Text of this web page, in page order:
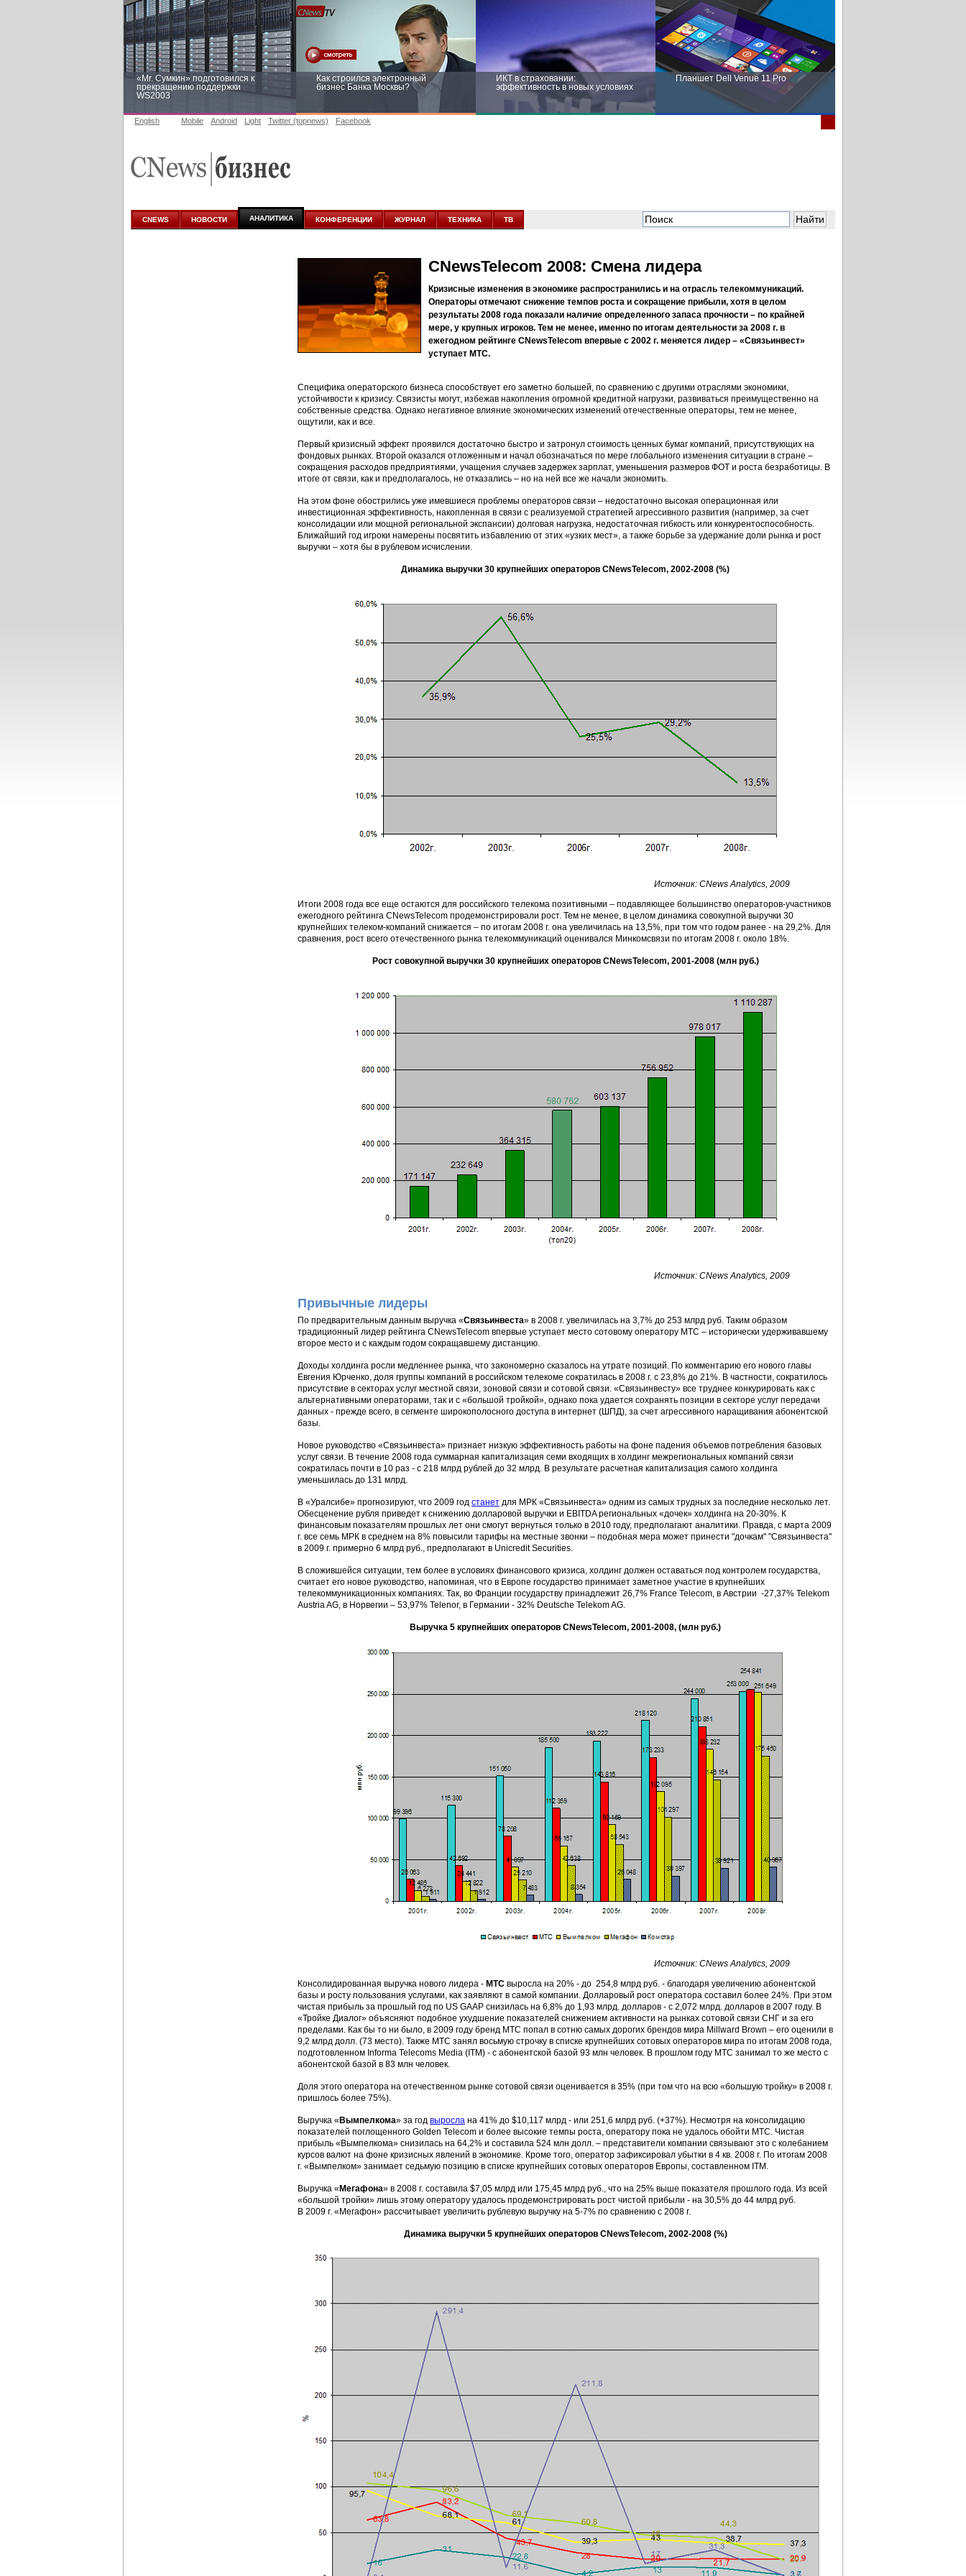
«Mr. Сумкин» подготовился к
прекращению поддержки
WS2003
Как строился электронный
бизнес Банка Москвы?
ИКТ в страховании:
эффективность в новых условиях
Планшет Dell Venue 11 Pro
аналитике
новых условиях
English Mobile Android Light Twitter (topnews) Facebook
CNEWS НОВОСТИ АНАЛИТИКА КОНФЕРЕНЦИИ ЖУРНАЛ ТЕХНИКА ТВ
CNewsTelecom 2008: Смена лидера
Кризисные изменения в экономике распространились и на отрасль телекоммуникаций.
Операторы отмечают снижение темпов роста и сокращение прибыли, хотя в целом
результаты 2008 года показали наличие определенного запаса прочности – по крайней
мере, у крупных игроков. Тем не менее, именно по итогам деятельности за 2008 г. в
ежегодном рейтинге CNewsTelecom впервые с 2002 г. меняется лидер – «Связьинвест»
уступает МТС.
Специфика операторского бизнеса способствует его заметно большей, по сравнению с другими отраслями экономики,
устойчивости к кризису. Связисты могут, избежав накопления огромной кредитной нагрузки, развиваться преимущественно на
собственные средства. Однако негативное влияние экономических изменений отечественные операторы, тем не менее,
ощутили, как и все.
Первый кризисный эффект проявился достаточно быстро и затронул стоимость ценных бумаг компаний, присутствующих на
фондовых рынках. Второй оказался отложенным и начал обозначаться по мере глобального изменения ситуации в стране –
сокращения расходов предприятиями, учащения случаев задержек зарплат, уменьшения размеров ФОТ и роста безработицы. В
итоге от связи, как и предполагалось, не отказались – но на ней все же начали экономить.
На этом фоне обострились уже имевшиеся проблемы операторов связи – недостаточно высокая операционная или
инвестиционная эффективность, накопленная в связи с реализуемой стратегией агрессивного развития (например, за счет
консолидации или мощной региональной экспансии) долговая нагрузка, недостаточная гибкость или конкурентоспособность.
Ближайший год игроки намерены посвятить избавлению от этих «узких мест», а также борьбе за удержание доли рынка и рост
выручки – хотя бы в рублевом исчислении.
Динамика выручки 30 крупнейших операторов CNewsTelecom, 2002-2008 (%)
Источник: CNews Analytics, 2009
Итоги 2008 года все еще остаются для российского телекома позитивными – подавляющее большинство операторов-участников
ежегодного рейтинга CNewsTelecom продемонстрировали рост. Тем не менее, в целом динамика совокупной выручки 30
крупнейших телеком-компаний снижается – по итогам 2008 г. она увеличилась на 13,5%, при том что годом ранее - на 29,2%. Для
сравнения, рост всего отечественного рынка телекоммуникаций оценивался Минкомсвязи по итогам 2008 г. около 18%.
Рост совокупной выручки 30 крупнейших операторов CNewsTelecom, 2001-2008 (млн руб.)
Источник: CNews Analytics, 2009
Привычные лидеры
По предварительным данным выручка «Связьинвеста» в 2008 г. увеличилась на 3,7% до 253 млрд руб. Таким образом
традиционный лидер рейтинга CNewsTelecom впервые уступает место сотовому оператору МТС – исторически удерживавшему
второе место и с каждым годом сокращавшему дистанцию.
Доходы холдинга росли медленнее рынка, что закономерно сказалось на утрате позиций. По комментарию его нового главы
Евгения Юрченко, доля группы компаний в российском телекоме сократилась в 2008 г. с 23,8% до 21%. В частности, сократилось
присутствие в секторах услуг местной связи, зоновой связи и сотовой связи. «Связьинвесту» все труднее конкурировать как с
альтернативными операторами, так и с «большой тройкой», однако пока удается сохранять позиции в секторе услуг передачи
данных - прежде всего, в сегменте широкополосного доступа в интернет (ШПД), за счет агрессивного наращивания абонентской
базы.
Новое руководство «Связьинвеста» признает низкую эффективность работы на фоне падения объемов потребления базовых
услуг связи. В течение 2008 года суммарная капитализация семи входящих в холдинг межрегиональных компаний связи
сократилась почти в 10 раз - с 218 млрд рублей до 32 млрд. В результате расчетная капитализация самого холдинга
уменьшилась до 131 млрд.
В «Уралсибе» прогнозируют, что 2009 год станет для МРК «Связьинвеста» одним из самых трудных за последние несколько лет.
Обесценение рубля приведет к снижению долларовой выручки и EBITDA региональных «дочек» холдинга на 20-30%. К
финансовым показателям прошлых лет они смогут вернуться только в 2010 году, предполагают аналитики. Правда, с марта 2009
г. все семь МРК в среднем на 8% повысили тарифы на местные звонки – подобная мера может принести "дочкам" "Связьинвеста"
в 2009 г. примерно 6 млрд руб., предполагают в Unicredit Securities.
В сложившейся ситуации, тем более в условиях финансового кризиса, холдинг должен оставаться под контролем государства,
считает его новое руководство, напоминая, что в Европе государство принимает заметное участие в крупнейших
телекоммуникационных компаниях. Так, во Франции государству принадлежит 26,7% France Telecom, в Австрии -27,37% Telekom
Austria AG, в Норвегии – 53,97% Telenor, в Германии - 32% Deutsche Telekom AG.
Выручка 5 крупнейших операторов CNewsTelecom, 2001-2008, (млн руб.)
Источник: CNews Analytics, 2009
Консолидированная выручка нового лидера - МТС выросла на 20% - до 254,8 млрд руб. - благодаря увеличению абонентской
базы и росту пользования услугами, как заявляют в самой компании. Долларовый рост оператора составил более 24%. При этом
чистая прибыль за прошлый год по US GAAP снизилась на 6,8% до 1,93 млрд. долларов - с 2,072 млрд. долларов в 2007 году. В
«Тройке Диалог» объясняют подобное ухудшение показателей снижением активности на рынках сотовой связи СНГ и за его
пределами. Как бы то ни было, в 2009 году бренд МТС попал в сотню самых дорогих брендов мира Millward Brown – его оценили в
9,2 млрд долл. (73 место). Также МТС занял восьмую строчку в списке крупнейших сотовых операторов мира по итогам 2008 года,
подготовленном Informa Telecoms Media (ITM) - с абонентской базой 93 млн человек. В прошлом году МТС занимал то же место с
абонентской базой в 83 млн человек.
Доля этого оператора на отечественном рынке сотовой связи оценивается в 35% (при том что на всю «большую тройку» в 2008 г.
пришлось более 75%).
Выручка « Вымпелкома» за год выросла на 41% до $10,117 млрд - или 251,6 млрд руб. (+37%). Несмотря на консолидацию
показателей поглощенного Golden Telecom и более высокие темпы роста, оператору пока не удалось обойти МТС. Чистая
прибыль «Вымпелкома» снизилась на 64,2% и составила 524 млн долл. – представители компании связывают это с колебанием
курсов валют на фоне кризисных явлений в экономике. Кроме того, оператор зафиксировал убытки в 4 кв. 2008 г. По итогам 2008
г. «Вымпелком» занимает седьмую позицию в списке крупнейших сотовых операторов Европы, составленном ITM.
Выручка « Мегафона» в 2008 г. составила $7,05 млрд или 175,45 млрд руб., что на 25% выше показателя прошлого года. Из всей
«большой тройки» лишь этому оператору удалось продемонстрировать рост чистой прибыли - на 30,5% до 44 млрд руб.
В 2009 г. «Мегафон» рассчитывает увеличить рублевую выручку на 5-7% по сравнению с 2008 г.
Динамика выручки 5 крупнейших операторов CNewsTelecom, 2002-2008 (%)